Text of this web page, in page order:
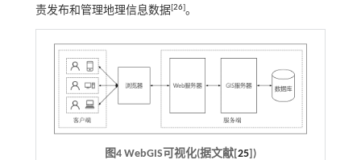
责发布和管理地理信息数据[26]。
图4 WebGIS可视化(据文献[ 25])